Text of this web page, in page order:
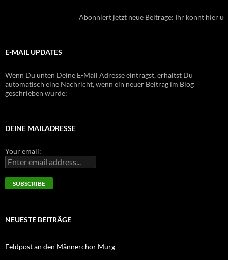
Abonniert jetzt neue Beiträge: Ihr könnt hier
E-MAIL UPDATES
Wenn Du unten Deine E-Mail Adresse einträgst, erhältst Du
automatisch eine Nachricht, wenn ein neuer Beitrag im Blog
geschrieben wurde:
DEINE MAILADRESSE
Your email:
NEUESTE BEITRÄGE
Feldpost an den Männerchor Murg